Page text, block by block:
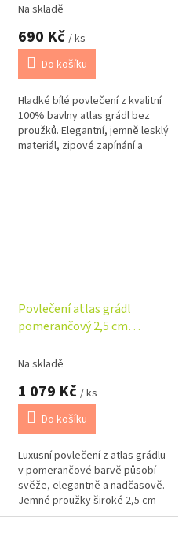
Na skladě
690 Kč / ks
Do košíku
Hladké bílé povlečení z kvalitní
100% bavlny atlas grádl bez
proužků. Elegantní, jemně lesklý
materiál, zipové zapínání a
rozměr 140x200, 70x90 cm.
Povlečení atlas grádl
pomerančový 2,5 cm
Na skladě
1 079 Kč / ks
Do košíku
Luxusní povlečení z atlas grádlu
v pomerančové barvě působí
svěže, elegantně a nadčasově.
Jemné proužky široké 2,5 cm
dodávají ložnici moderní a